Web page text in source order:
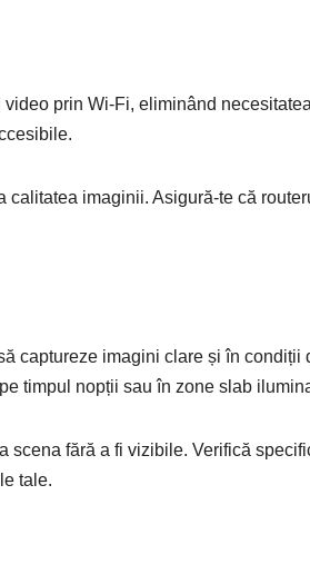
prin Wi-Fi, eliminând necesitatea
calitatea imaginii. Asigură-te că
captureze imagini clare și în condiții
timpul nopții sau în zone slab
scena fără a fi vizibile. Verifică
tale.